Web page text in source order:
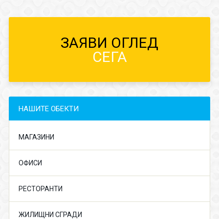
ЗАЯВИ ОГЛЕД
СЕГА
НАШИТЕ ОБЕКТИ
МАГАЗИНИ
ОФИСИ
РЕСТОРАНТИ
ЖИЛИЩНИ СГРАДИ